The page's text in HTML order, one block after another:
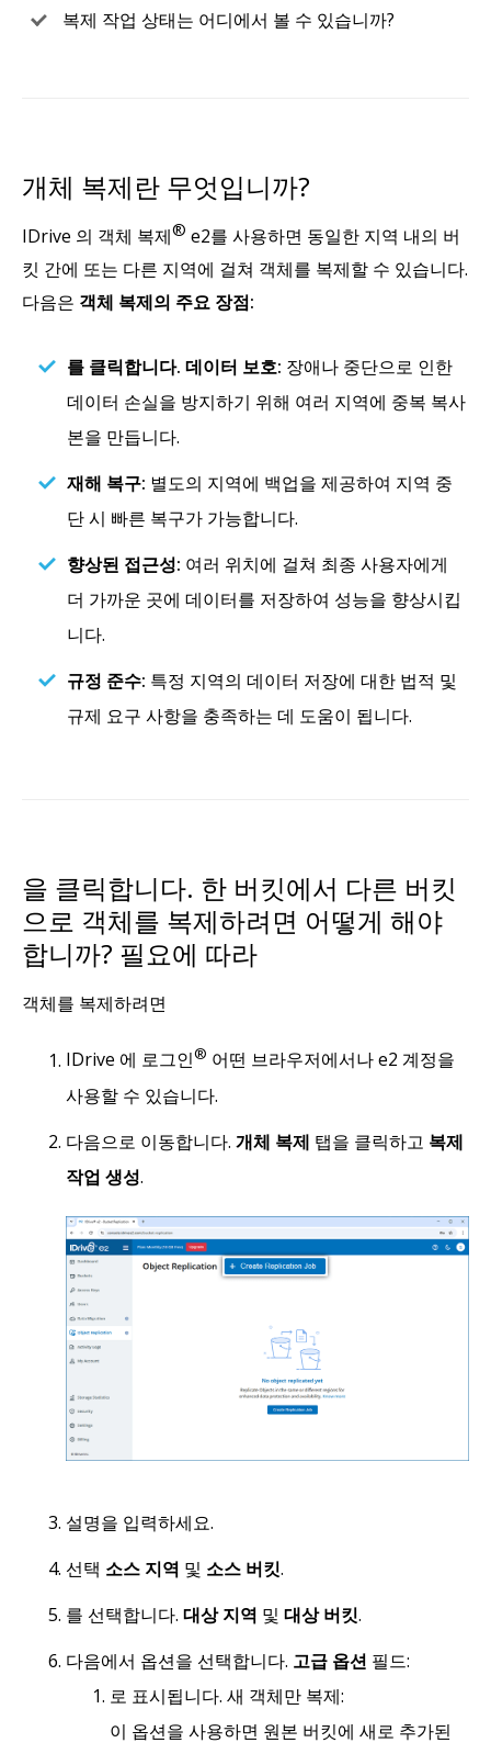
복제 작업 상태는 어디에서 볼 수 있습니까?
개체 복제란 무엇입니까?
IDrive 의 객체 복제® e2를 사용하면 동일한 지역 내의 버
킷 간에 또는 다른 지역에 걸쳐 객체를 복제할 수 있습니다.
다음은 객체 복제의 주요 장점:
를 클릭합니다. 데이터 보호: 장애나 중단으로 인한
데이터 손실을 방지하기 위해 여러 지역에 중복 복사
본을 만듭니다.
재해 복구: 별도의 지역에 백업을 제공하여 지역 중
단 시 빠른 복구가 가능합니다.
향상된 접근성: 여러 위치에 걸쳐 최종 사용자에게
더 가까운 곳에 데이터를 저장하여 성능을 향상시킵
니다.
규정 준수: 특정 지역의 데이터 저장에 대한 법적 및
규제 요구 사항을 충족하는 데 도움이 됩니다.
을 클릭합니다. 한 버킷에서 다른 버킷
으로 객체를 복제하려면 어떻게 해야
합니까? 필요에 따라
객체를 복제하려면
IDrive 에 로그인® 어떤 브라우저에서나 e2 계정을
사용할 수 있습니다.
다음으로 이동합니다. 개체 복제 탭을 클릭하고 복제
작업 생성.
설명을 입력하세요.
선택 소스 지역 및 소스 버킷.
를 선택합니다. 대상 지역 및 대상 버킷.
다음에서 옵션을 선택합니다. 고급 옵션 필드:
로 표시됩니다. 새 객체만 복제:
이 옵션을 사용하면 원본 버킷에 새로 추가된